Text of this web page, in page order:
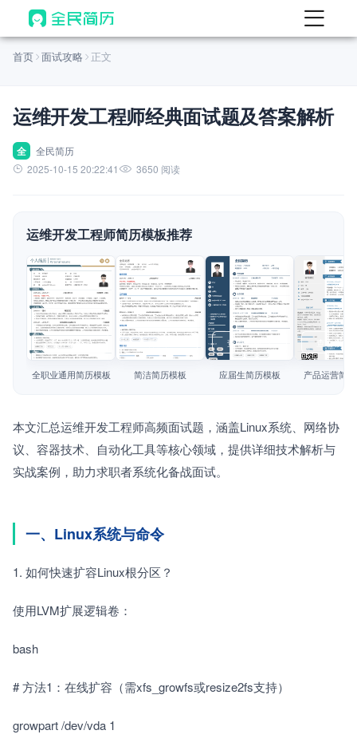
首页
AI 生成简历
AI 优化简历
AI 翻译简历
AI 模拟面试
面试自我介绍
AI 职场工具 New
简历模板
简历教程
首页 面试攻略 正文
运维开发工程师经典面试题及答案解析
全
全民简历
2025-10-15 20:22:41
3650 阅读
运维开发工程师简历模板推荐
查看模板
全职业通用简历模板
查看模板
简洁简历模板
查看模板
应届生简历模板
查看模板
产品运营简
本文汇总运维开发工程师高频面试题，涵盖Linux系统、网络协
议、容器技术、自动化工具等核心领域，提供详细技术解析与
实战案例，助力求职者系统化备战面试。
一、Linux系统与命令
1. 如何快速扩容Linux根分区？
使用LVM扩展逻辑卷：
bash
# 方法1：在线扩容（需xfs_growfs或resize2fs支持）
growpart /dev/vda 1